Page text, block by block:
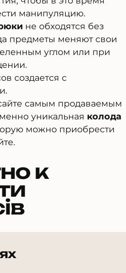
манипуляцию.
не обходятся без
предметы меняют свои
углом или при
создается с
самым продаваемым
уникальная колода
можно приобрести
к